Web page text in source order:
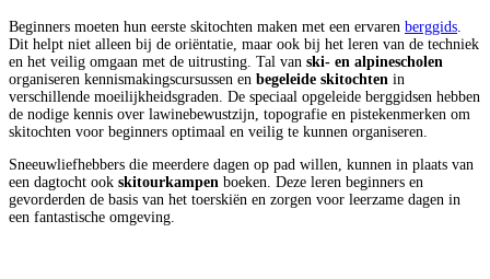
Beginners moeten hun eerste skitochten maken met een ervaren berggids
Dit helpt niet alleen bij de oriëntatie, maar ook bij het leren van de techniek
en het veilig omgaan met de uitrusting. Tal van ski- en alpinescholen
organiseren kennismakingscursussen en begeleide skitochten in
verschillende moeilijkheidsgraden. De speciaal opgeleide berggidsen hebben
de nodige kennis over lawinebewustzijn, topografie en pistekenmerken om
skitochten voor beginners optimaal en veilig te kunnen organiseren.
Sneeuwliefhebbers die meerdere dagen op pad willen, kunnen in plaats van
een dagtocht ook skitourkampen boeken. Deze leren beginners en
gevorderden de basis van het toerskiën en zorgen voor leerzame dagen in
een fantastische omgeving.